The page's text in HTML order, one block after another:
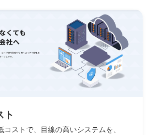
ト
コストで、目線の高いシステムを、